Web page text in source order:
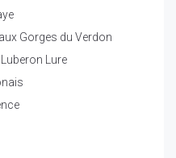
Gorges du Verdon
Lure